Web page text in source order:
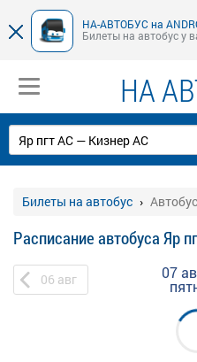
НА-АВТОБУС на
Билеты на автобус у
НА
Билеты на автобус
Расписание автобуса Яр
06 авг 07